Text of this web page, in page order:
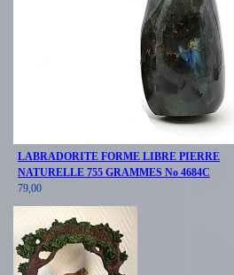
LABRADORITE FORME LIBRE PIERRE
NATURELLE 755 GRAMMES No 4684C
79,00